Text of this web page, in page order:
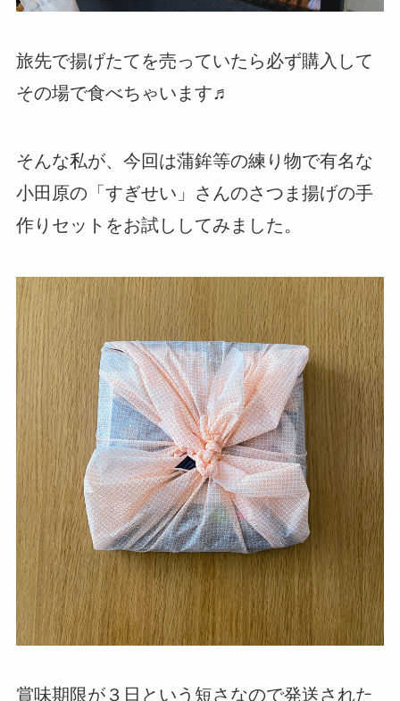
旅先で揚げたてを売っていたら必ず購入して
その場で食べちゃいます♬
そんな私が、今回は蒲鉾等の練り物で有名な
小田原の「すぎせい」さんのさつま揚げの手
作りセットをお試ししてみました。
賞味期限が３日という短さなので発送された